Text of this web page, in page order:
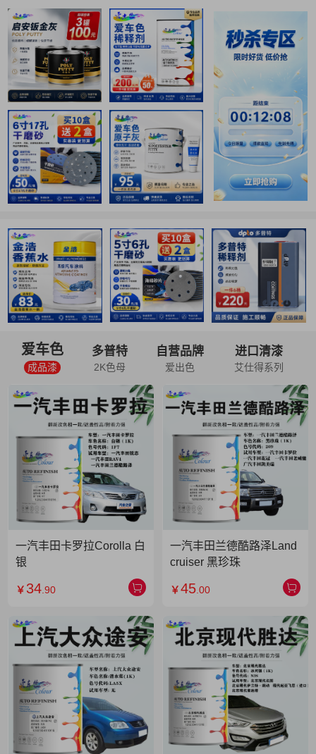
爱车色
成品漆
多普特
2K色母
自营品牌
爱出色
进口清漆
艾仕得系列
一汽丰田卡罗拉Corolla 白
银
￥ 34 .90
一汽丰田兰德酷路泽Land
cruiser 黑珍珠
￥45 .00